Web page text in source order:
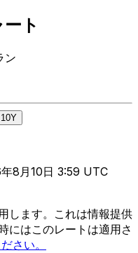
ト
ン
10Y
8月10日 3:59 UTC
します。これは情報提供
にはこのレートは適用さ
さい。